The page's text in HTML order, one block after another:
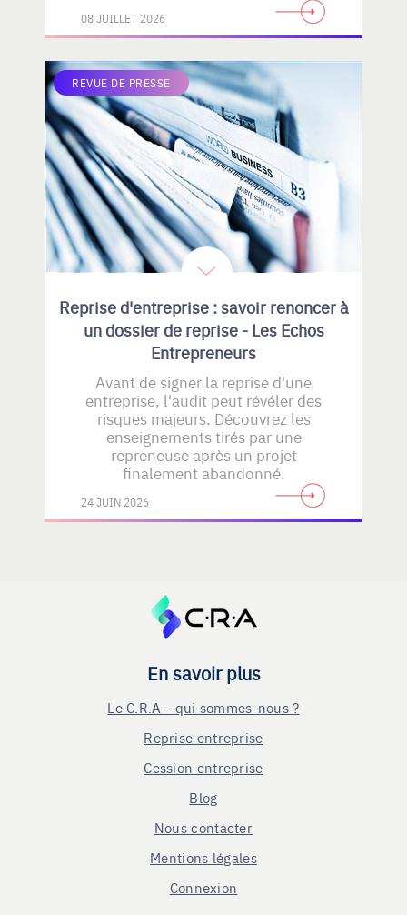
08 JUILLET 2026
REVUE DE PRESSE
Reprise d'entreprise : savoir renoncer à
un dossier de reprise - Les Echos
Entrepreneurs
Avant de signer la reprise d'une
entreprise, l'audit peut révéler des
risques majeurs. Découvrez les
enseignements tirés par une
repreneuse après un projet
finalement abandonné.
24 JUIN 2026
En savoir plus
Le C.R.A - qui sommes-nous ?
Reprise entreprise
Cession entreprise
Blog
Nous contacter
Mentions légales
Connexion